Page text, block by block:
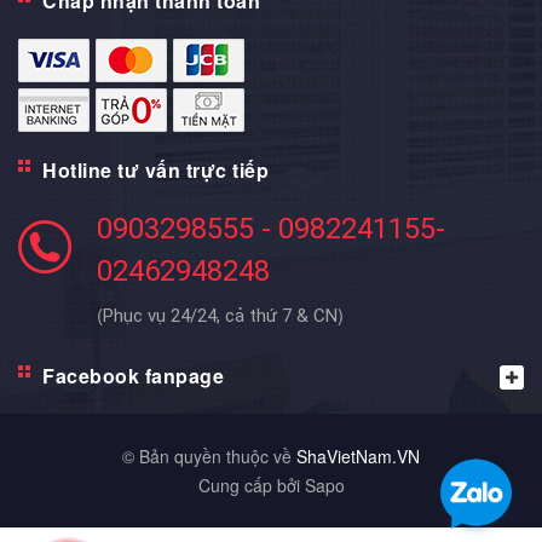
Hotline tư vấn trực tiếp
0903298555 - 0982241155-
02462948248
(Phục vụ 24/24, cả thứ 7 & CN)
Facebook fanpage
© Bản quyền thuộc về ShaVietNam.VN
Cung cấp bởi Sapo